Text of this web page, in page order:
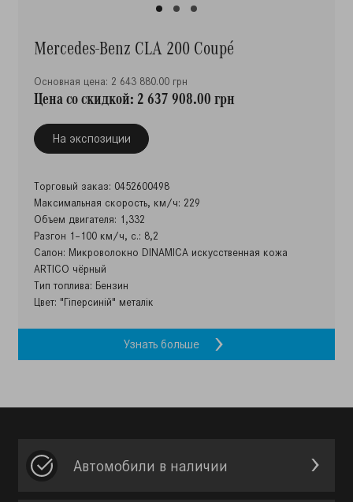
Mercedes-Benz CLA 200 Coupé
Основная цена: 2 643 880.00 грн
Цена со скидкой: 2 637 908.00 грн
На экспозиции
Торговый заказ: 0452600498
Максимальная скорость, км/ч: 229
Объем двигателя: 1,332
Разгон 1–100 км/ч, с.: 8,2
Салон: Микроволокно DINAMICA искусственная кожа
ARTICO чёрный
Тип топлива: Бензин
Цвет: "Гіперсиній" металік
Узнать больше
Автомобили в наличии